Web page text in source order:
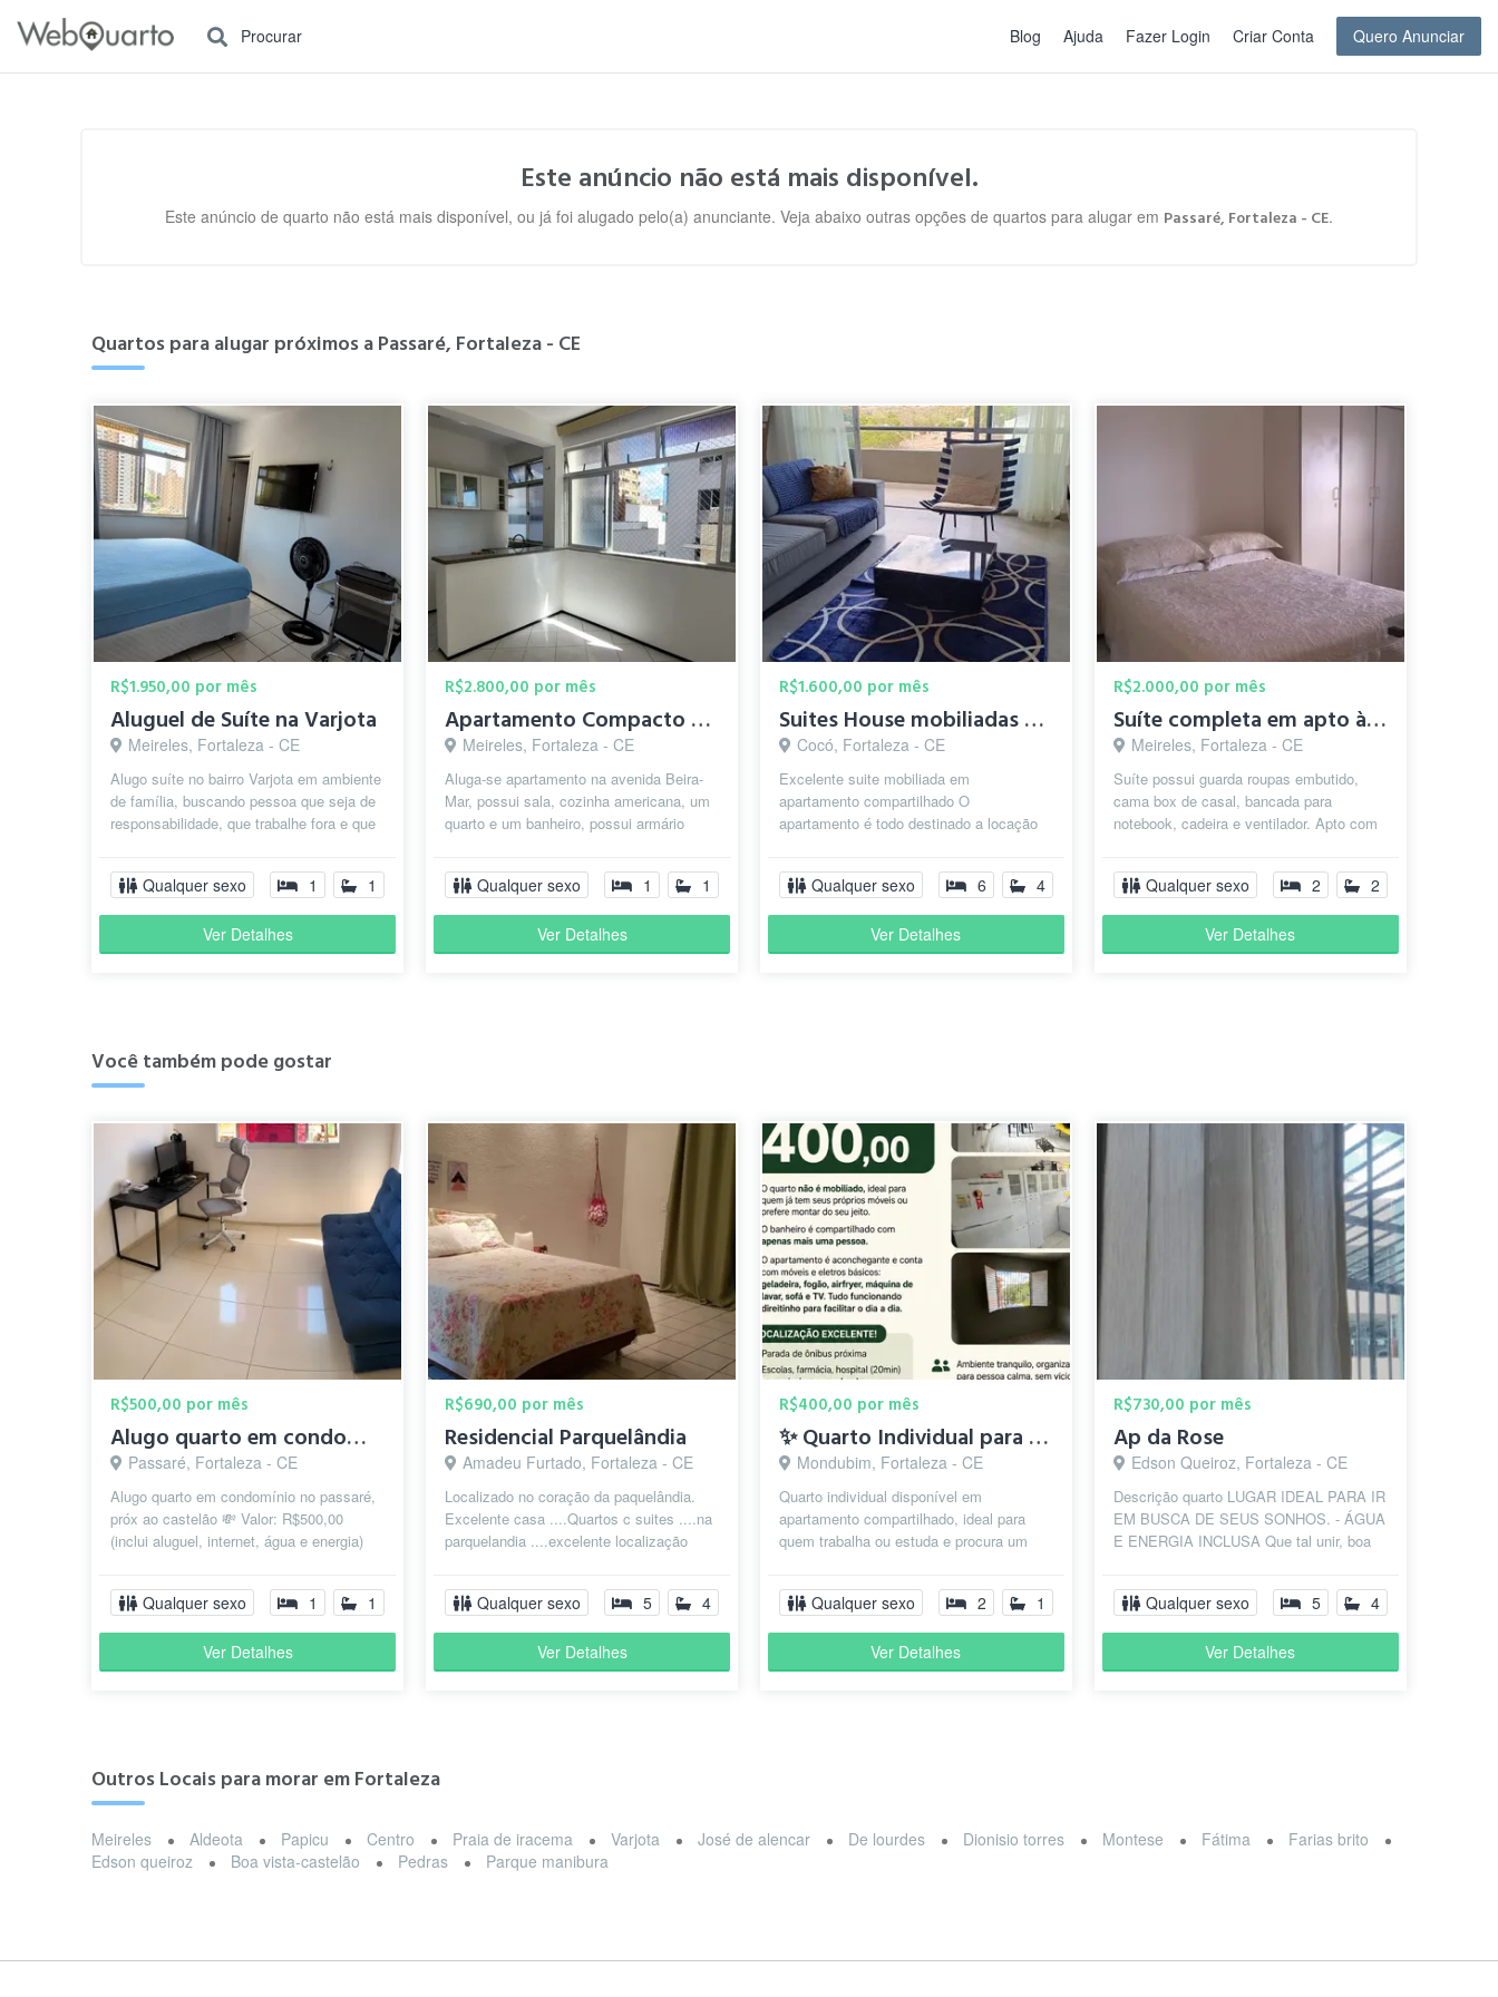
Procurar Blog Ajuda Fazer Login Criar Conta Quero Anunciar
Este anúncio não está mais disponível.
Este anúncio de quarto não está mais disponível, ou já foi alugado pelo(a) anunciante. Veja abaixo outras opções de quartos para alugar em Passaré, Fortaleza - CE.
Quartos para alugar próximos a Passaré, Fortaleza - CE
R$1.950,00 por mês
Aluguel de Suíte na Varjota
Meireles, Fortaleza - CE
Alugo suíte no bairro Varjota em ambiente
de família, buscando pessoa que seja de
responsabilidade, que trabalhe fora e que
Qualquer sexo 1 1
Ver Detalhes
R$2.800,00 por mês
Apartamento Compacto na Beira-Mar
Meireles, Fortaleza - CE
Aluga-se apartamento na avenida Beira-
Mar, possui sala, cozinha americana, um
quarto e um banheiro, possui armário
Qualquer sexo 1 1
Ver Detalhes
R$1.600,00 por mês
Suites House mobiliadas no Cocó
Cocó, Fortaleza - CE
Excelente suite mobiliada em
apartamento compartilhado O
apartamento é todo destinado a locação
de condomíni...
Qualquer sexo 6 4
Ver Detalhes
R$2.000,00 por mês
Suíte completa em apto à 100 mts da Beira Mar
Meireles, Fortaleza - CE
Suíte possui guarda roupas embutido,
cama box de casal, bancada para
notebook, cadeira e ventilador. Apto com
Qualquer sexo 2 2
Ver Detalhes
Você também pode gostar
R$500,00 por mês
Alugo quarto em condomínio no Passaré próx ao Castelão
Passaré, Fortaleza - CE
Alugo quarto em condomínio no passaré,
próx ao castelão 💸 Valor: R$500,00
(inclui aluguel, internet, água e energia)
Qualquer sexo 1 1
Ver Detalhes
R$690,00 por mês
Residencial Parquelândia
Amadeu Furtado, Fortaleza - CE
Localizado no coração da paquelândia.
Excelente casa ....Quartos c suites ....na
parquelandia ....excelente localização
Qualquer sexo 5 4
Ver Detalhes
R$400,00 por mês
✨ Quarto Individual para Alugar – Mondubim – R$ 300
Mondubim, Fortaleza - CE
Quarto individual disponível em
apartamento compartilhado, ideal para
quem trabalha ou estuda e procura um
co...
Qualquer sexo 2 1
Ver Detalhes
R$730,00 por mês
Ap da Rose
Edson Queiroz, Fortaleza - CE
Descrição quarto LUGAR IDEAL PARA IR
EM BUSCA DE SEUS SONHOS. - ÁGUA
E ENERGIA INCLUSA Que tal unir, boa
lado d...
Qualquer sexo 5 4
Ver Detalhes
Outros Locais para morar em Fortaleza
Meireles Aldeota Papicu Centro Praia de iracema Varjota José de alencar De lourdes Dionisio torres Montese Fátima
Farias brito
Edson queiroz
Boa vista-castelão Pedras Parque manibura